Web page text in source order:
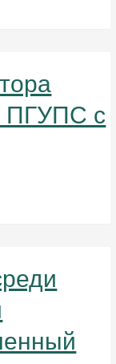
ПГУПС с